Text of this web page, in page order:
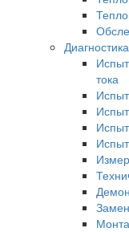
тока